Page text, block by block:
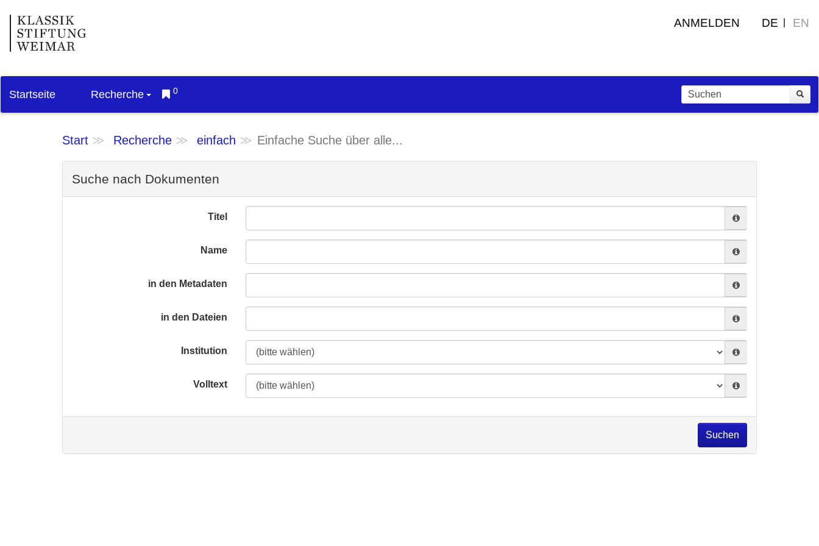
ANMELDEN DE EN
Startseite Recherche 0
Start Recherche einfach Einfache Suche über alle...
Suche nach Dokumenten
Titel
Name
in den Metadaten
in den Dateien
Institution
Volltext
Suchen